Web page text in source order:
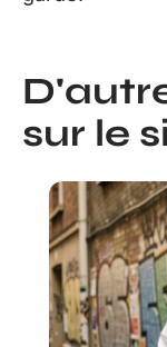
sur le